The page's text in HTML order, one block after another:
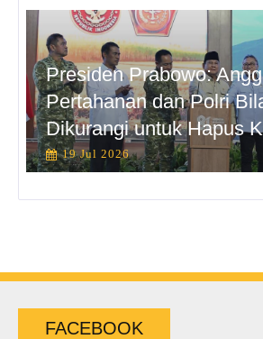
Presiden Prabowo:
Pertahanan dan Polri
Dikurangi untuk Hapus
19 Jul 2026
FACEBOOK